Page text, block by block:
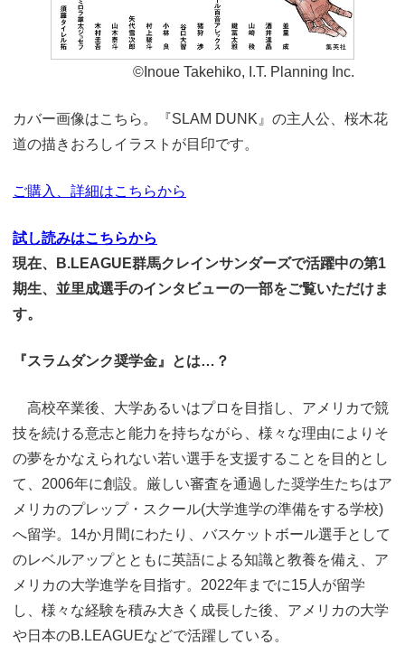
©Inoue Takehiko, I.T. Planning Inc.
カバー画像はこちら。『SLAM DUNK』の主人公、桜木花
道の描きおろしイラストが目印です。
ご購入、詳細はこちらから
試し読みはこちらから
現在、B.LEAGUE群馬クレインサンダーズで活躍中の第1
期生、並里成選手のインタビューの一部をご覧いただけま
す。
『スラムダンク奨学金』とは…？
高校卒業後、大学あるいはプロを目指し、アメリカで競
技を続ける意志と能力を持ちながら、様々な理由によりそ
の夢をかなえられない若い選手を支援することを目的とし
て、2006年に創設。厳しい審査を通過した奨学生たちはア
メリカのプレップ・スクール(大学進学の準備をする学校)
へ留学。14か月間にわたり、バスケットボール選手として
のレベルアップとともに英語による知識と教養を備え、ア
メリカの大学進学を目指す。2022年までに15人が留学
し、様々な経験を積み大きく成長した後、アメリカの大学
や日本のB.LEAGUEなどで活躍している。